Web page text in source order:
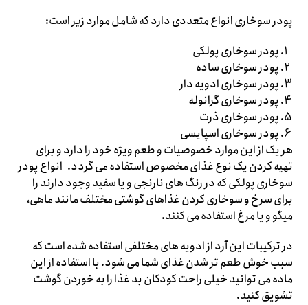
پودر سوخاری انواع متعددی دارد که شامل موارد زیر است:
پودر سوخاری پولکی
پودر سوخاری ساده
پودر سوخاری ادویه دار
پودر سوخاری گرانوله
پودر سوخاری ذرت
پودر سوخاری اسپایسی
هر یک از این موارد خصوصیات و طعم ویژه خود را دارد و برای
تهیه کردن یک نوع غذای مخصوص استفاده می گردد. انواع پودر
سوخاری پولکی که در رنگ های نارنجی و یا سفید وجود دارند را
برای سرخ و سوخاری کردن غذاهای گوشتی مختلف مانند ماهی،
میگو و یا مرغ استفاده می کنند.
در ترکیبات این آرد از ادویه های مختلفی استفاده شده است که
سبب خوش طعم تر شدن غذای شما می شود. با استفاده از این
ماده می توانید خیلی راحت کودکان بد غذا را به خوردن گوشت
تشویق کنید.